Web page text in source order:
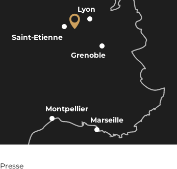
Lyon
Grenoble
Marseille
Montpellier
Saint-Etienne
Presse